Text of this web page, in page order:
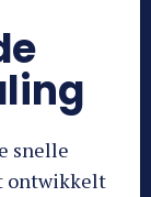
snelle
ontwikkelt